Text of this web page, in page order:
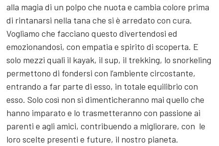
alla magia di un polpo che nuota e cambia colore prima
di rintanarsi nella tana che si è arredato con cura.
Vogliamo che facciano questo divertendosi ed
emozionandosi, con empatia e spirito di scoperta. E
solo mezzi quali il kayak, il sup, il trekking, lo snorkeling
permettono di fondersi con l’ambiente circostante,
entrando a far parte di esso, in totale equilibrio con
esso. Solo così non si dimenticheranno mai quello che
hanno imparato e lo trasmetteranno con passione ai
parenti e agli amici, contribuendo a migliorare, con le
loro scelte presenti e future, il nostro pianeta.